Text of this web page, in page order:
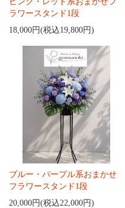
ラワースタンド1段
18,000円(税込19,800円)
ブルー・パープル系おまかせ
フラワースタンド1段
20,000円(税込22,000円)